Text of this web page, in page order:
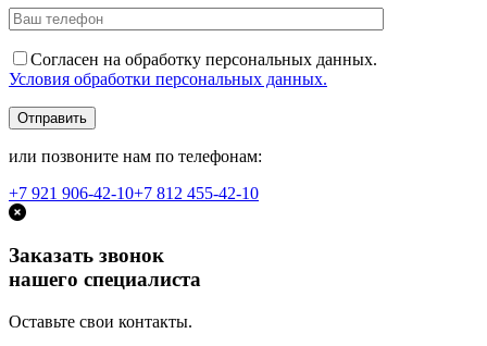
Согласен на обработку персональных данных.
Условия обработки персональных данных.
или позвоните нам по телефонам:
+7 921 906-42-10+7 812 455-42-10
Заказать звонок
нашего специалиста
Оставьте свои контакты.